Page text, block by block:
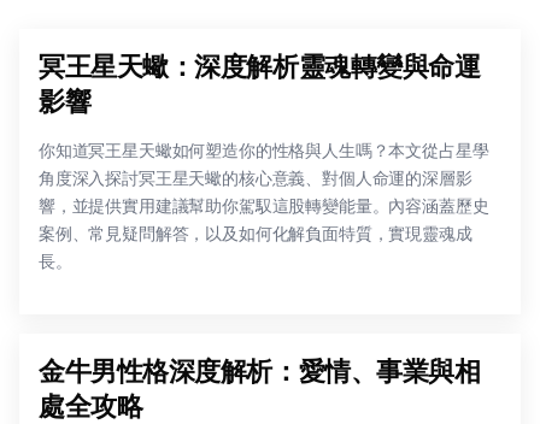
冥王星天蠍：深度解析靈魂轉變與命運
影響
你知道冥王星天蠍如何塑造你的性格與人生嗎？本文從占星學
角度深入探討冥王星天蠍的核心意義、對個人命運的深層影
響，並提供實用建議幫助你駕馭這股轉變能量。內容涵蓋歷史
案例、常見疑問解答，以及如何化解負面特質，實現靈魂成
長。
金牛男性格深度解析：愛情、事業與相
處全攻略